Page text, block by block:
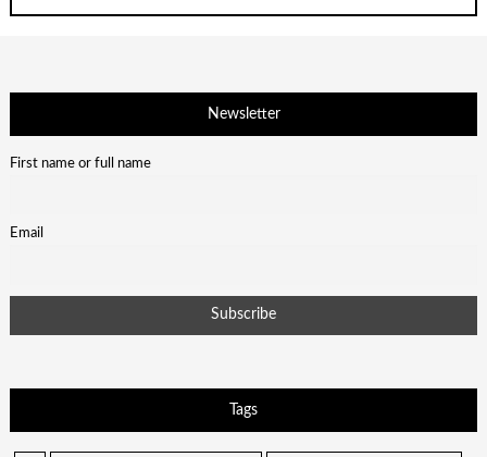
Newsletter
First name or full name
Email
Tags